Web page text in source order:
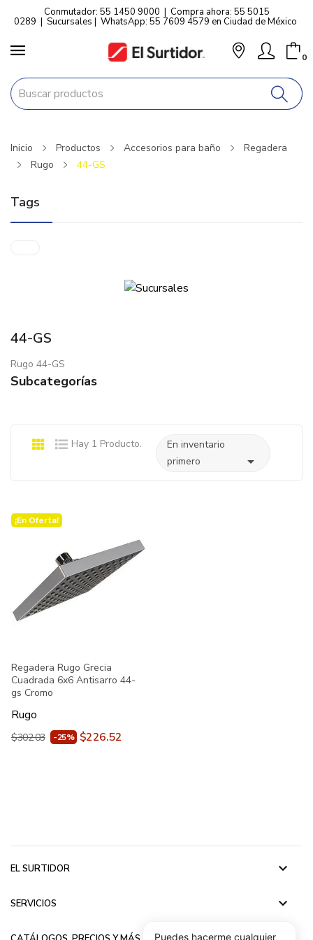
Conmutador: 55 1450 9000 | Compra ahora: 55 5015
0289 | Sucursales | WhatsApp: 55 7609 4579 en Ciudad de México
0
Inicio Productos Accesorios para baño
Regadera
Rugo
44-GS
Tags
44-GS
Rugo 44-GS
Subcategorías
Hay 1 Producto.
En inventario
primero

¡En Oferta!
Regadera Rugo Grecia
Cuadrada 6x6 Antisarro 44-
gs Cromo
Rugo
$302.03 -25% $226.52
EL SURTIDOR keyboard_arrow_down
SERVICIOS keyboard_arrow_down
Puedes hacerme cualquier